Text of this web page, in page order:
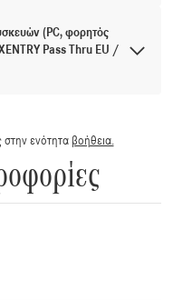
(PC, φορητός
Pass Thru EU /
στην ενότητα βοήθεια.